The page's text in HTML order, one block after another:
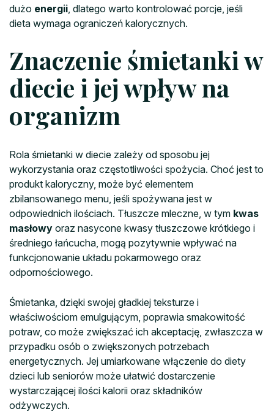
dużo energii, dlatego warto kontrolować porcje, jeśli
dieta wymaga ograniczeń kalorycznych.
Znaczenie śmietanki w
diecie i jej wpływ na
organizm
Rola śmietanki w diecie zależy od sposobu jej
wykorzystania oraz częstotliwości spożycia. Choć jest to
produkt kaloryczny, może być elementem
zbilansowanego menu, jeśli spożywana jest w
odpowiednich ilościach. Tłuszcze mleczne, w tym kwas
masłowy oraz nasycone kwasy tłuszczowe krótkiego i
średniego łańcucha, mogą pozytywnie wpływać na
funkcjonowanie układu pokarmowego oraz
odpornościowego.
Śmietanka, dzięki swojej gładkiej teksturze i
właściwościom emulgującym, poprawia smakowitość
potraw, co może zwiększać ich akceptację, zwłaszcza w
przypadku osób o zwiększonych potrzebach
energetycznych. Jej umiarkowane włączenie do diety
dzieci lub seniorów może ułatwić dostarczenie
wystarczającej ilości kalorii oraz składników
odżywczych.